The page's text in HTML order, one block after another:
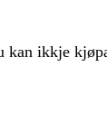
kan ikkje